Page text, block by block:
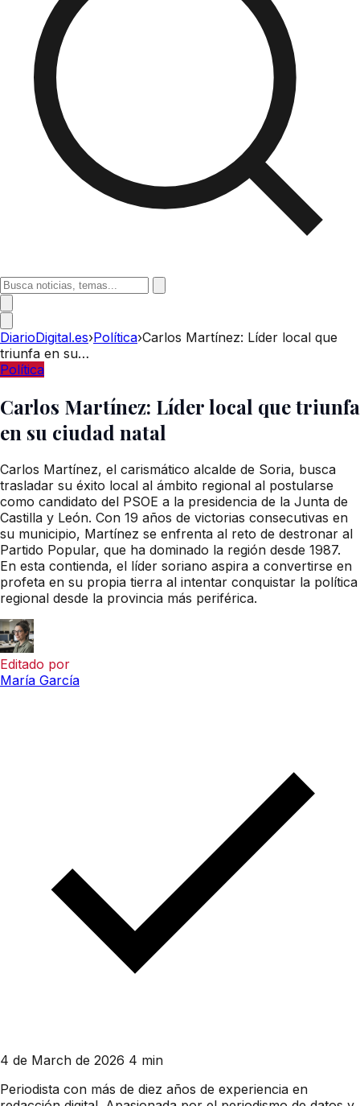
DiarioDigital.es›Política›Carlos Martínez: Líder local que
triunfa en su…
Política
Carlos Martínez: Líder local que triunfa
en su ciudad natal
Carlos Martínez, el carismático alcalde de Soria, busca
trasladar su éxito local al ámbito regional al postularse
como candidato del PSOE a la presidencia de la Junta de
Castilla y León. Con 19 años de victorias consecutivas en
su municipio, Martínez se enfrenta al reto de destronar al
Partido Popular, que ha dominado la región desde 1987.
En esta contienda, el líder soriano aspira a convertirse en
profeta en su propia tierra al intentar conquistar la política
regional desde la provincia más periférica.
Editado por
María García
4 de March de 2026 4 min
Periodista con más de diez años de experiencia en